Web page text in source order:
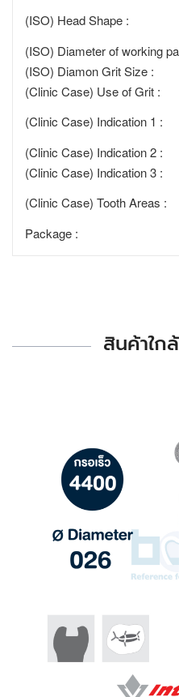
(ISO) Head Shape :
(ISO) Diameter of working
(ISO) Diamon Grit Size :
(Clinic Case) Use of Grit :
(Clinic Case) Indication 1 :
(Clinic Case) Indication 2 :
(Clinic Case) Indication 3 :
(Clinic Case) Tooth Areas :
Package :
สินค้าใก